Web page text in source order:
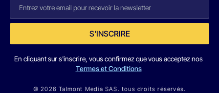
S'INSCRIRE
En cliquant sur s'inscrire, vous confirmez que vous acceptez nos
Termes et Conditions
© 2026 Talmont Media SAS. tous droits réservés.